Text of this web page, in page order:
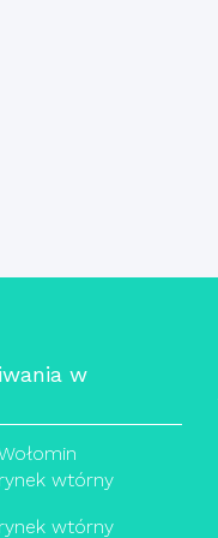
w
wtórny
wtórny